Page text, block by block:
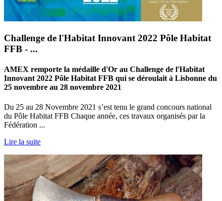
Challenge de l'Habitat Innovant 2022 Pôle Habitat
FFB - ...
AMEX remporte la médaille d'Or au Challenge de l'Habitat
Innovant 2022 Pôle Habitat FFB qui se déroulait à Lisbonne du
25 novembre au 28 novembre 2021
Du 25 au 28 Novembre 2021 s’est tenu le grand concours national
du Pôle Habitat FFB Chaque année, ces travaux organisés par la
Fédération ...
Lire la suite